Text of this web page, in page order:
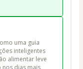
uma guia
inteligentes
alimentar leve